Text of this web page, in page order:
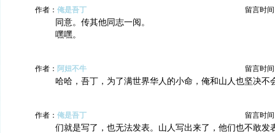
作者： 俺是吾丁 留言时间
同意。传其他同志一阅。
嘿嘿。
作者： 阿妞不牛 留言时间
哈哈，吾丁，为了满世界华人的小命，俺和山人也坚决不
作者： 俺是吾丁 留言时间
们就是写了，也无法发表。山人写出来了，他们也不敢发